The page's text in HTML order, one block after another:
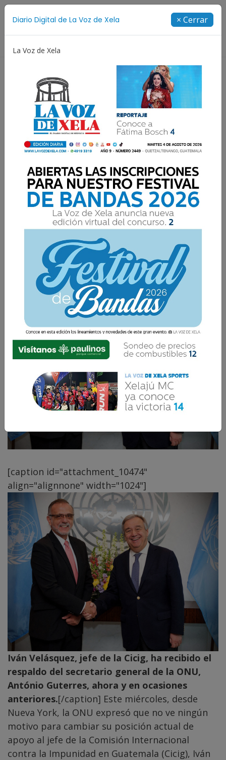
Diario Digital de La Voz de Xela × Cerrar
La Voz de Xela
¿Qué respondió la ONU al
gobierno de Jimmy
Morales?
La Voz de Xela · Redacción
19 Septiembre 2018
Comparte
[caption id="attachment_10474"
align="alignnone" width="1024"]
Iván Velásquez, jefe de la Cicig, ha recibido el
respaldo del secretario general de la ONU,
António Guterres, ahora y en ocasiones
anteriores.[/caption] Este miércoles, desde
Nueva York, la ONU expresó que no ve ningún
motivo para cambiar su posición actual de
apoyo al jefe de la Comisión Internacional
contra la Impunidad en Guatemala (Cicig), Iván